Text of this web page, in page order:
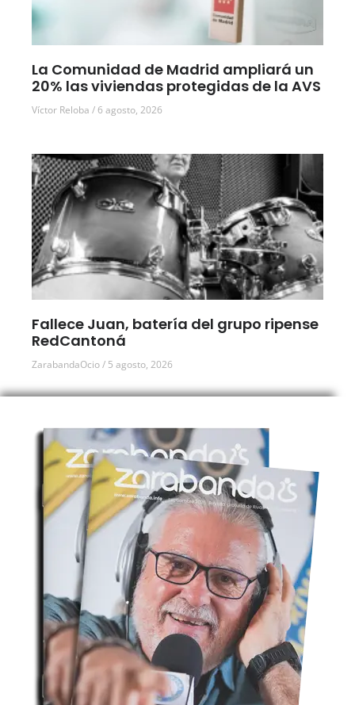
La Comunidad de Madrid ampliará un
20% las viviendas protegidas de la AVS
Víctor Reloba 6 agosto, 2026
Fallece Juan, batería del grupo ripense
RedCantoná
ZarabandaOcio 5 agosto, 2026